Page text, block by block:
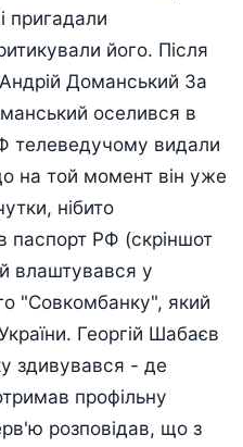
пригадали
його. Після
Доманський За
оселився в
телеведучому видали
на той момент він уже
нібито
паспорт РФ (скріншот
влаштувався у
"Совкомбанку", який
Георгій Шабаєв
здивувався - де
профільну
розповідав, що з